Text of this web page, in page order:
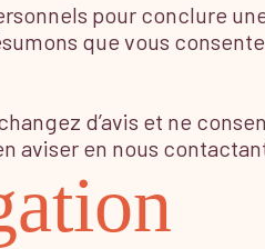
pour conclure
que vous
d’avis et ne
en nous